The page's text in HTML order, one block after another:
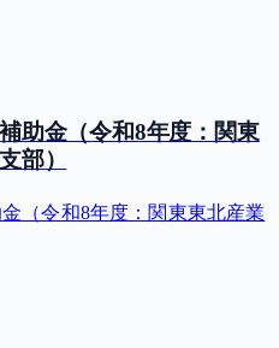
助金（令和8年度：関東
部）
（令和8年度：関東東北産業